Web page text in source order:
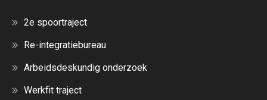
2e spoortraject
Re-integratiebureau
Arbeidsdeskundig onderzoek
Werkfit traject